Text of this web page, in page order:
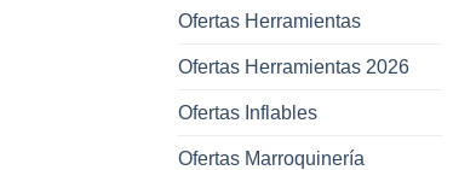
Ofertas Herramientas
Ofertas Herramientas 2026
Ofertas Inflables
Ofertas Marroquinería
Animales de la Selva Kit
Auto a Control Remoto con
(3D) 20Cm